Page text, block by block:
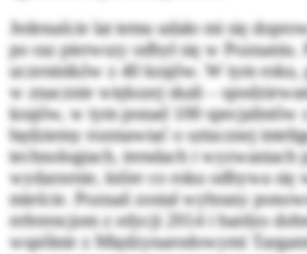
Jedenaście lat temu udało mi się
po raz pierwszy odbył się w Poznaniu.
uczestników z 40 krajów. W tym roku,
w znacznie większej skali –
krajów, w tym ponad 100 specjalistów
będziemy rozmawiać o sztucznej
technologiach, trendach i wyzwaniach
wydarzenie, które co roku odbywa się
mieście. Poznań został wybrany
referencjom z edycji 2014 i bardzo
wspólnie z Międzynarodowymi